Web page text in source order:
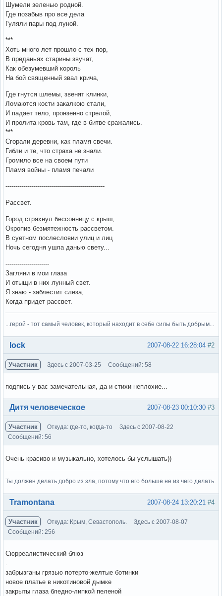
Шумели зеленью родной.
Где позабыв про все дела
Гуляли пары под луной.
***
Хоть много лет прошло с тех пор,
В преданьях старины звучат,
Как обезумевший король
На бой священный звал крича,
Где гнутся шлемы, звенят клинки,
Ломаются кости закалкою стали,
И падает тело, пронзенно стрелой,
И пролита кровь там, где в битве сражались.
***
Сгорали деревни, как пламя свечи.
Гибли и те, что страха не знали.
Громило все на своем пути
Пламя войны - пламя печали
--------------------------------------------------
Рассвет.
Город стряхнул бессонницу с крыш,
Окропив безмятежность рассветом.
В суетном послесловии улиц и лиц
Ночь сегодня ушла данью свету...
----------------------
Загляни в мои глаза
И отыщи в них лунный свет.
Я знаю - заблестит слеза,
Когда придет рассвет.
...герой - тот самый человек, который находит в себе силы быть добрым...
Вне форума #2
2007-08-22 16:28:04
lock
Участник Здесь с 2007-03-25 Сообщений: 58
подпись у вас замечательная, да и стихи неплохие...
Вне форума #3
2007-08-23 00:10:30
Дитя человеческое
Участник Откуда: где-то, когда-то
Здесь с 2007-08-22
Сообщений: 56
Очень красиво и музыкально, хотелось бы услышать))
Ты должен делать добро из зла, потому что его больше не из чего делать.
Вне форума #4
2007-08-24 13:20:21
Tramontana
Участник Откуда: Крым, Севастополь.
Здесь с 2007-08-07
Сообщений: 256
Сюрреалистический блюз
забрызганы грязью потерто-желтые ботинки
новое платье в никотиновой дымке
закрыты глаза бледно-липкой пеленой